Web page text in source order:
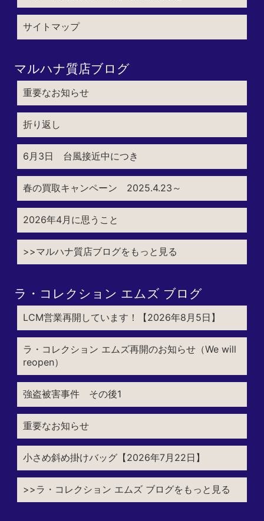
サイトマップ
マルハナ質店ブログ
重要なお知らせ
折り返し
6月3日 台風接近中につき
春の買取キャンペーン 2025.4.23～
2026年4月に思うこと
>>マルハナ質店ブログをもっと見る
ラ・コレクション エムズ ブログ
LCM営業再開しています！【2026年8月5日】
ラ・コレクション エムズ再開のお知らせ（We will
reopen）
強盗被害事件 その後1
重要なお知らせ
小さめ斜め掛けバッグ【2026年7月22日】
>>ラ・コレクション エムズ ブログをもっと見る